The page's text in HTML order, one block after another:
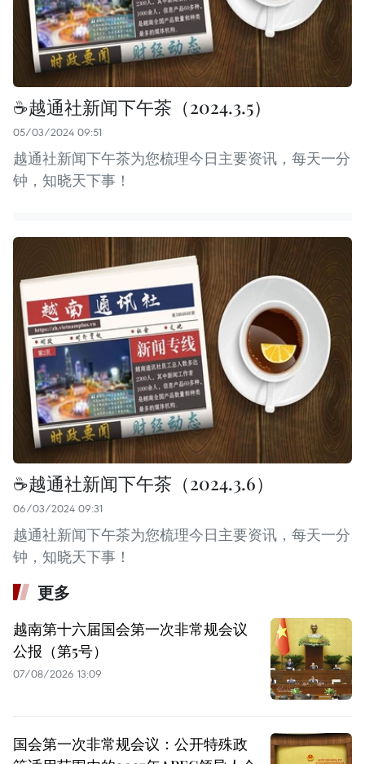
☕️越通社新闻下午茶（2024.3.5）
05/03/2024 09:51
越通社新闻下午茶为您梳理今日主要资讯，每天一分
钟，知晓天下事！
☕️越通社新闻下午茶（2024.3.6）
06/03/2024 09:31
越通社新闻下午茶为您梳理今日主要资讯，每天一分
钟，知晓天下事！
更多
越南第十六届国会第一次非常规会议
公报（第5号）
07/08/2026 13:09
国会第一次非常规会议：公开特殊政